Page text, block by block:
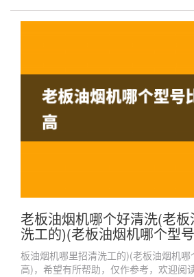
老板油烟机哪个好清洗(老
洗工的)(老板油烟机哪个型
板油烟机哪里招清洗工的)(老板油烟机哪
高)，希望有所帮助，仅作参考，欢迎阅